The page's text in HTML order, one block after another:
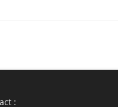
: